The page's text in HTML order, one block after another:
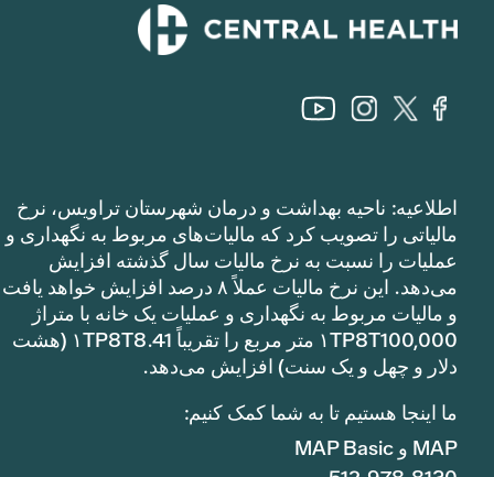
اطلاعیه: ناحیه بهداشت و درمان شهرستان تراویس، نرخ
مالیاتی را تصویب کرد که مالیات‌های مربوط به نگهداری و
عملیات را نسبت به نرخ مالیات سال گذشته افزایش
می‌دهد. این نرخ مالیات عملاً ۸ درصد افزایش خواهد یافت
و مالیات مربوط به نگهداری و عملیات یک خانه با متراژ
۱TP8T100,000 متر مربع را تقریباً ۱TP8T8.41 (هشت
دلار و چهل و یک سنت) افزایش می‌دهد.
ما اینجا هستیم تا به شما کمک کنیم:
MAP و MAP Basic